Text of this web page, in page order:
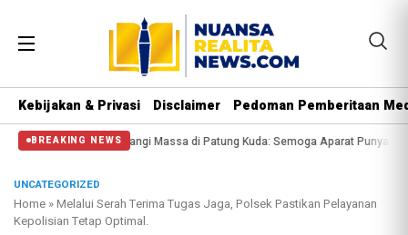
Kebijakan & Privasi Disclaimer Pedoman Pemberitaan
BREAKING NEWS
Massa di Patung Kuda: Semoga Aparat Punya Hati Nurani Massa Reuni
UNCATEGORIZED
Home »Melalui Serah Terima Tugas Jaga, Polsek Pastikan Pelayanan
Kepolisian Tetap Optimal.